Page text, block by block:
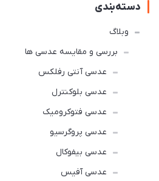
دسته‌بندی
وبلاگ
بررسی و مقایسه عدسی ها
عدسی آنتی رفلکس
عدسی بلوکنترل
عدسی فتوکرومیک
عدسی پروگرسیو
عدسی بیفوکال
عدسی آفیس